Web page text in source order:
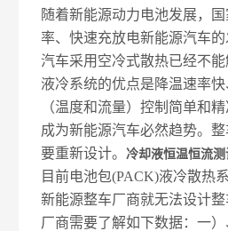
随着新能源动力电池发展，
率、快速充放电新能源汽车
汽车采用空冷式散热已经不能
液冷系统的优点是降温速率
（温度和流量）控制简单和
成为新能源汽车必然趋势。
要重新设计。冷却液恒温恒流
目前电池包(PACK)液冷散热
新能源整车厂商就无法设计
厂商需要了解如下数据：一